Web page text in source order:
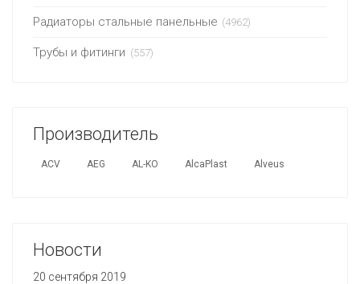
Радиаторы стальные панельные (4962)
Трубы и фитинги (557)
Производитель
ACV AEG AL-KO AlcaPlast Alveus
Новости
20 сентября 2019